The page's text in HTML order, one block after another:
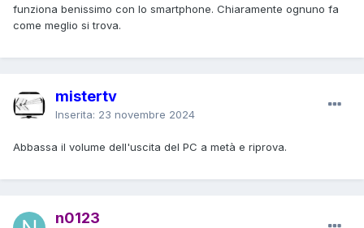
funziona benissimo con lo smartphone. Chiaramente ognuno fa
come meglio si trova.
mistertv
Inserita: 23 novembre 2024
Abbassa il volume dell'uscita del PC a metà e riprova.
n0123